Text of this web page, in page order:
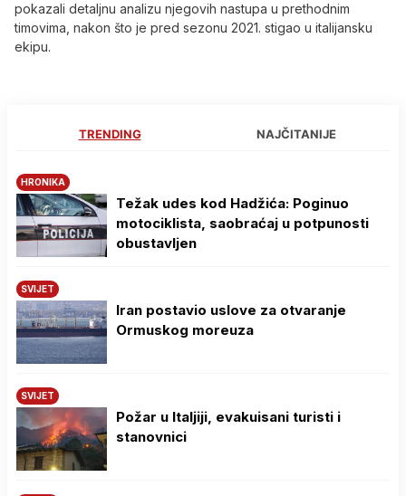
pokazali detaljnu analizu njegovih nastupa u prethodnim
timovima, nakon što je pred sezonu 2021. stigao u italijansku
ekipu.
TRENDING NAJČITANIJE
HRONIKA
Težak udes kod Hadžića: Poginuo
motociklista, saobraćaj u potpunosti
obustavljen
SVIJET
Iran postavio uslove za otvaranje
Ormuskog moreuza
SVIJET
Požar u Italjiji, evakuisani turisti i
stanovnici